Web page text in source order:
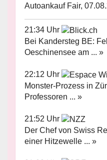
Autoankauf Fair,
21:34 Uhr
Bei Kandersteg BE:
Oeschinensee am ... »
22:12 Uhr
Monster-Prozess in
Professoren ... »
21:52 Uhr
Der Chef von Swiss
einer Hitzewelle ... »